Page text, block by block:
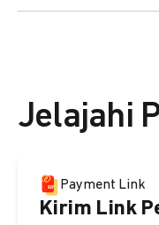
DOKU yang buatkan
Jelajahi
Payment Link
Kirim Link